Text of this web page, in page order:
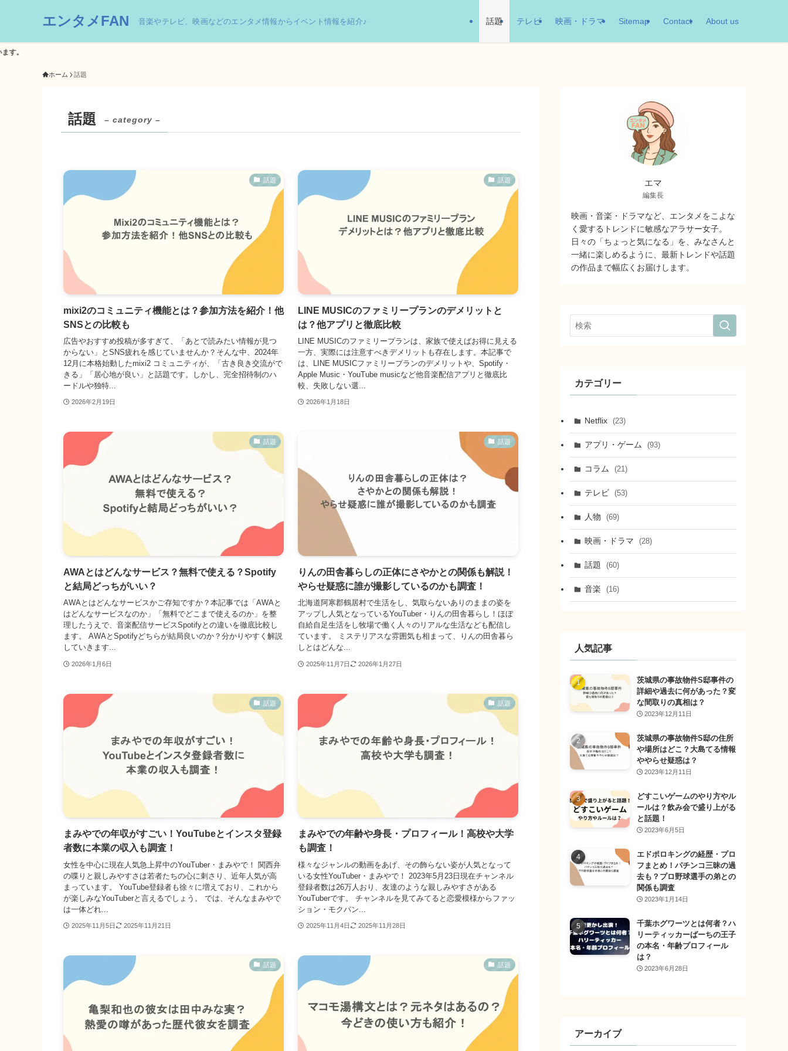
エンタメFAN 音楽やテレビ、映画などのエンタメ情報からイベント情報を紹介♪ 話題 テレビ 映画・ドラマ Sitemap Contact About us
ホーム 話題
話題 – category –
話題
mixi2のコミュニティ機能とは？参加方法を紹介！他
SNSとの比較も
広告やおすすめ投稿が多すぎて、「あとで読みたい情報が見つ
からない」とSNS疲れを感じていませんか？そんな中、2024年
12月に本格始動したmixi2 コミュニティが、「古き良き交流がで
きる」「居心地が良い」と話題です。しかし、完全招待制のハ
ードルや独特...
2026年2月19日
話題
LINE MUSICのファミリープランのデメリットと
は？他アプリと徹底比較
LINE MUSICのファミリープランは、家族で使えばお得に見える
一方、実際には注意すべきデメリットも存在します。本記事で
は、LINE MUSICファミリープランのデメリットや、Spotify・
Apple Music・YouTube musicなど他音楽配信アプリと徹底比
較、失敗しない選...
2026年1月18日
話題
AWAとはどんなサービス？無料で使える？Spotify
と結局どっちがいい？
AWAとはどんなサービスかご存知ですか？本記事では「AWAと
はどんなサービスなのか」「無料でどこまで使えるのか」を整
理したうえで、音楽配信サービスSpotifyとの違いを徹底比較し
ます。 AWAとSpotifyどちらが結局良いのか？分かりやすく解説
していきます...
2026年1月6日
話題
りんの田舎暮らしの正体にさやかとの関係も解説！
やらせ疑惑に誰が撮影しているのかも調査！
北海道阿寒郡鶴居村で生活をし、気取らないありのままの姿を
アップし人気となっているYouTuber・りんの田舎暮らし！ほぼ
自給自足生活をし牧場で働く人々のリアルな生活なども配信し
ています。 ミステリアスな雰囲気も相まって、りんの田舎暮ら
しとはどんな...
2025年11月7日 2026年1月27日
話題
まみやでの年収がすごい！YouTubeとインスタ登録
者数に本業の収入も調査！
女性を中心に現在人気急上昇中のYouTuber・まみやで！ 関西弁
の喋りと親しみやすさは若者たちの心に刺さり、近年人気が高
まっています。 YouTube登録者も徐々に増えており、これから
が楽しみなYouTuberと言えるでしょう。 では、そんなまみやで
は一体どれ...
2025年11月5日 2025年11月21日
話題
まみやでの年齢や身長・プロフィール！高校や大学
も調査！
様々なジャンルの動画をあげ、その飾らない姿が人気となって
いる女性YouTuber・まみやで！ 2023年5月23日現在チャンネル
登録者数は26万人おり、友達のような親しみやすさがある
YouTuberです。 チャンネルを見てみてると恋愛模様からファッ
ション・モクパン...
2025年11月4日 2025年11月28日
話題 話題
エマ
編集長
映画・音楽・ドラマなど、エンタメをこよな
く愛するトレンドに敏感なアラサー女子。
日々の「ちょっと気になる」を、みなさんと
一緒に楽しめるように、最新トレンドや話題
の作品まで幅広くお届けします。
カテゴリー
Netflix (23)
アプリ・ゲーム (93)
コラム (21)
テレビ (53)
人物 (69)
映画・ドラマ (28)
話題 (60)
音楽 (16)
人気記事
茨城県の事故物件S邸事件の
詳細や過去に何があった？変
な間取りの真相は？
2023年12月11日
茨城県の事故物件S邸の住所
や場所はどこ？大島てる情報
ややらせ疑惑は？
2023年12月11日
どすこいゲームのやり方やル
ールは？飲み会で盛り上がる
と話題！
2023年6月5日
エドポロキングの経歴・プロ
フまとめ！パチンコ三昧の過
去も？プロ野球選手の弟との
関係も調査
2023年1月14日
千葉ホグワーツとは何者？ハ
リーティッカーばーちの王子
の本名・年齢プロフィール
は？
2023年6月28日
アーカイブ